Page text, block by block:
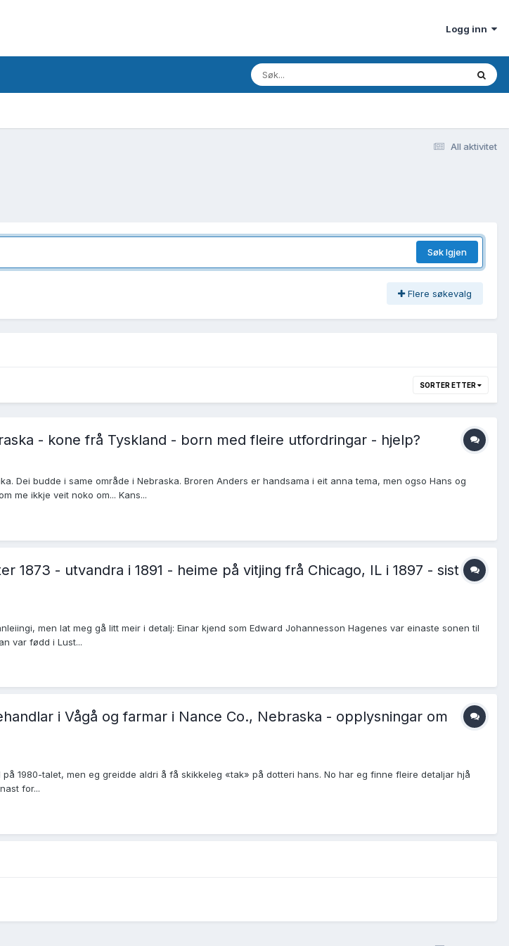
Logg inn
All aktivitet
Søk Igjen
Flere søkevalg
SORTER ETTER
- kone frå Tyskland - born med fleire utfordringar - hjelp?
Dei budde i same område i Nebraska. Broren Anders er handsama i eit anna tema, men ogso Hans og
me ikkje veit noko om... Kans...
1873 - utvandra i 1891 - heime på vitjing frå Chicago, IL i 1897 - sist
men lat meg gå litt meir i detalj: Einar kjend som Edward Johannesson Hagenes var einaste sonen til
var fødd i Lust...
i Vågå og farmar i Nance Co., Nebraska - opplysningar om
1980-talet, men eg greidde aldri å få skikkeleg «tak» på dotteri hans. No har eg finne fleire detaljar hjå
for...